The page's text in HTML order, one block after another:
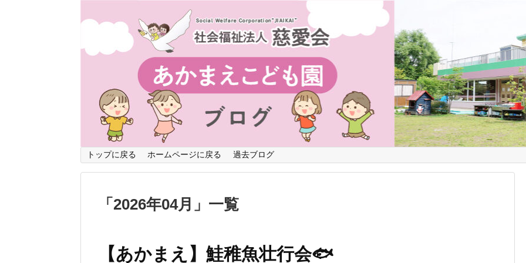
トップに戻る ホームページに戻る 過去ブログ
「 2026年04月 」 一覧
【あかまえ】鮭稚魚壮行会🐟